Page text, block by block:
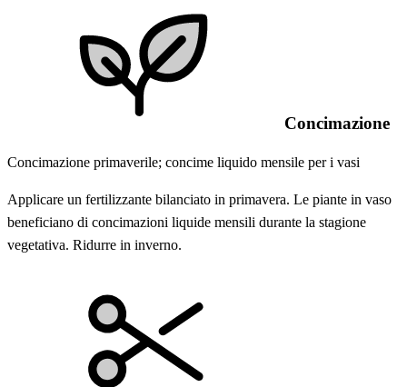
Concimazione
Concimazione primaverile; concime liquido mensile per i vasi
Applicare un fertilizzante bilanciato in primavera. Le piante in vaso
beneficiano di concimazioni liquide mensili durante la stagione
vegetativa. Ridurre in inverno.